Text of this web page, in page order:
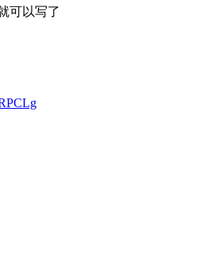
可以写了